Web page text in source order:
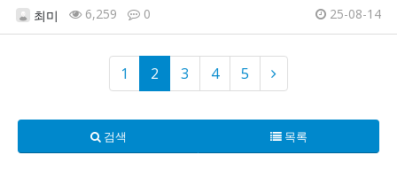
최미 6,259 0 25-08-14
1 2 3 4 5
검색 목록